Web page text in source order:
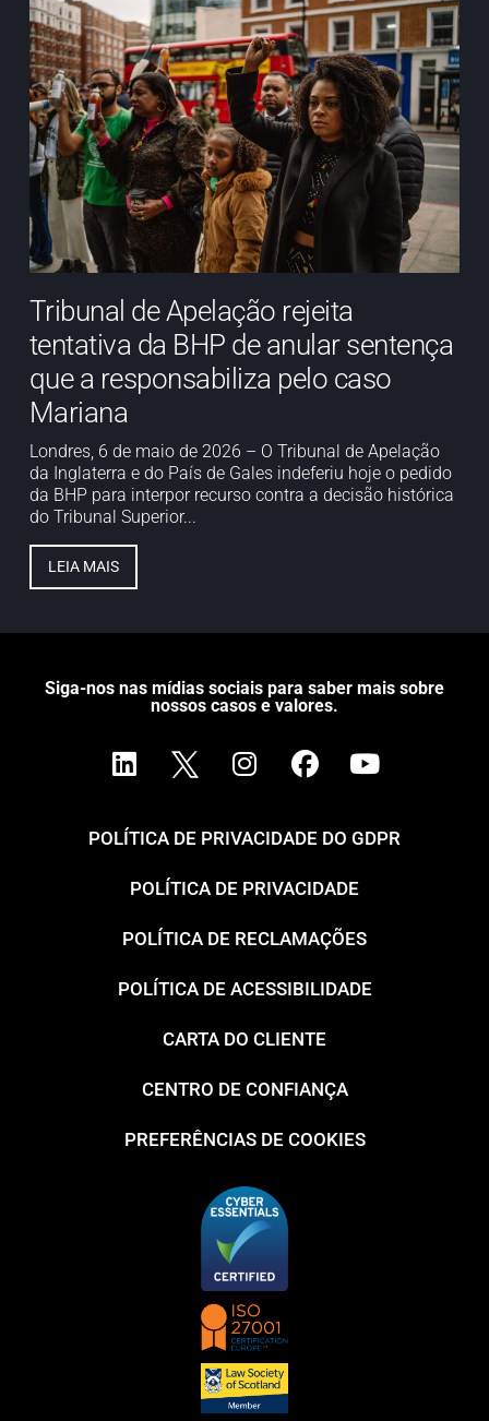
Tribunal de Apelação rejeita
tentativa da BHP de anular sentença
que a responsabiliza pelo caso
Mariana
Londres, 6 de maio de 2026 – O Tribunal de Apelação
da Inglaterra e do País de Gales indeferiu hoje o pedido
da BHP para interpor recurso contra a decisão histórica
do Tribunal Superior...
LEIA MAIS
Siga-nos nas mídias sociais para saber mais sobre
nossos casos e valores.
POLÍTICA DE PRIVACIDADE DO GDPR
POLÍTICA DE PRIVACIDADE
POLÍTICA DE RECLAMAÇÕES
POLÍTICA DE ACESSIBILIDADE
CARTA DO CLIENTE
CENTRO DE CONFIANÇA
PREFERÊNCIAS DE COOKIES